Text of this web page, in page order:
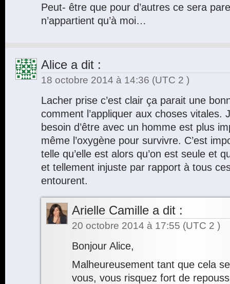
Peut- être que pour d’autres ce sera
n’appartient qu’à moi…
Alice a dit :
18 octobre 2014 à 14:36 (UTC 2 )
Lacher prise c’est clair ça parait une
comment l’appliquer aux choses vitales.
besoin d’être avec un homme est plus
même l’oxygène pour survivre. C’est
telle qu’elle est alors qu’on est seule et
et tellement injuste par rapport à tous
entourent.
Arielle Camille a dit :
20 octobre 2014 à 17:55 (UTC 2 )
Bonjour Alice,
Malheureusement tant que cela
vous, vous risquez fort de